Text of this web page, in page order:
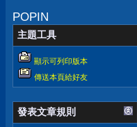
POPIN
主題工具
顯示可列印版本
傳送本頁給好友
發表文章規則